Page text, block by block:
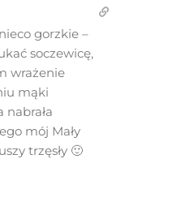
gorzkie –
soczewicę,
wrażenie
mąki
mój Mały
trzęsły 🙂